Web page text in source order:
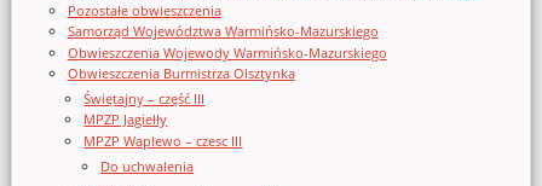
Pozostałe obwieszczenia
Samorząd Województwa Warmińsko-Mazurskiego
Obwieszczenia Wojewody Warmińsko-Mazurskiego
Obwieszczenia Burmistrza Olsztynka
Świętajny – część III
MPZP Jagiełły
MPZP Waplewo – czesc III
Do uchwalenia